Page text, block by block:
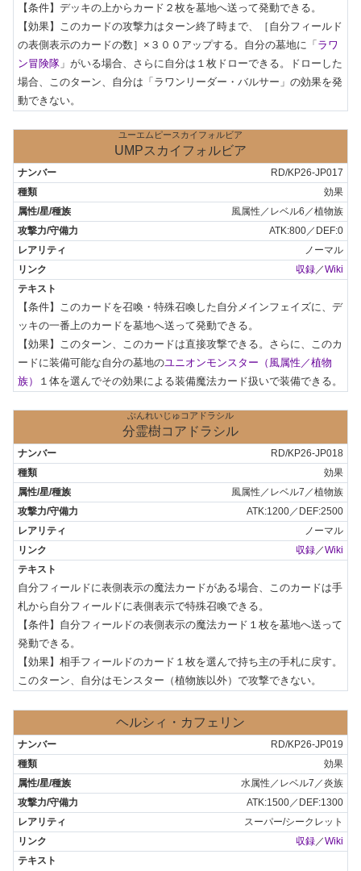
【条件】デッキの上からカード２枚を墓地へ送って発動できる。
【効果】このカードの攻撃力はターン終了時まで、［自分フィールド
の表側表示のカードの数］×３００アップする。自分の墓地に「ラワ
ン冒険隊 」がいる場合、さらに自分は１枚ドローできる。ドローした
場合、このターン、自分は「ラワンリーダー・バルサー」の効果を発
動できない。
ユーエムピースカイフォルビア
UMPスカイフォルビア
RD/KP26-JP017
効果
風属性／レベル6／植物族
ATK:800／DEF:0
ノーマル
収録／Wiki
【条件】このカードを召喚・特殊召喚した自分メインフェイズに、デ
ッキの一番上のカードを墓地へ送って発動できる。
【効果】このターン、このカードは直接攻撃できる。さらに、このカ
ードに装備可能な自分の墓地のユニオンモンスター（風属性／植物
族）
１体を選んでその効果による装備魔法カード扱いで装備できる。
ぶんれいじゅコアドラシル
分霊樹コアドラシル
RD/KP26-JP018
効果
風属性／レベル7／植物族
ATK:1200／DEF:2500
ノーマル
収録／Wiki
自分フィールドに表側表示の魔法カードがある場合、このカードは手
札から自分フィールドに表側表示で特殊召喚できる。
【条件】自分フィールドの表側表示の魔法カード１枚を墓地へ送って
発動できる。
【効果】相手フィールドのカード１枚を選んで持ち主の手札に戻す。
このターン、自分はモンスター（植物族以外）で攻撃できない。
ヘルシィ・カフェリン
RD/KP26-JP019
効果
水属性／レベル7／炎族
ATK:1500／DEF:1300
スーパー/シークレット
収録 ／Wiki